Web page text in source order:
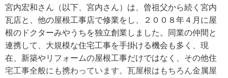
宮内宏和さん（以下、宮内さん）は、曾祖父から続く宮内
瓦店と、他の屋根工事店で修業をし、２００８年４月に屋
根のドクターみやうちを独立創業しました。同業の仲間と
連携して、大規模な住宅工事を手掛ける機会も多く、現
在、新築やリフォームの屋根工事だけではなく、その他住
宅工事全般にも携わっています。瓦屋根はもちろん金属屋